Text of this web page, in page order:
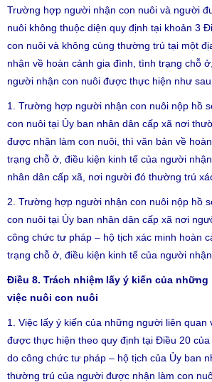
Trường hợp người nhận con nuôi và người
nuôi không thuộc diện quy định tại khoản 3
con nuôi và không cùng thường trú tại một
nhận về hoàn cảnh gia đình, tình trạng chỗ
người nhận con nuôi được thực hiện như
1. Trường hợp người nhận con nuôi nộp hồ
con nuôi tại Ủy ban nhân dân cấp xã nơi
được nhận làm con nuôi, thì văn bản về
trạng chỗ ở, điều kiện kinh tế của người
nhân dân cấp xã, nơi người đó thường trú
2. Trường hợp người nhận con nuôi nộp hồ
con nuôi tại Ủy ban nhân dân cấp xã nơi
công chức tư pháp – hộ tịch xác minh hoàn
trạng chỗ ở, điều kiện kinh tế của người nhận
Điều 8. Trách nhiệm lấy ý kiến của
việc nuôi con nuôi
1. Việc lấy ý kiến của những người liên quan
được thực hiện theo quy định tại Điều 20
do công chức tư pháp – hộ tịch của Ủy ban
thường trú của người được nhận làm con